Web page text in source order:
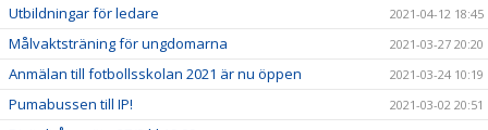
Utbildningar för ledare 2021-04-12 18:45
Målvaktsträning för ungdomarna 2021-03-27 20:20
Anmälan till fotbollsskolan 2021 är nu öppen 2021-03-24 10:19
Pumabussen till IP! 2021-03-02 20:51